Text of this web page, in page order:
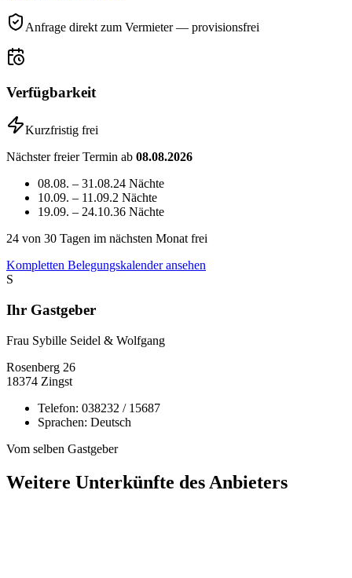
Anfrage direkt zum Vermieter — provisionsfrei
Verfügbarkeit
Kurzfristig frei
Nächster freier Termin ab 08.08.2026
08.08. – 31.08.24 Nächte
10.09. – 11.09.2 Nächte
19.09. – 24.10.36 Nächte
24 von 30 Tagen im nächsten Monat frei
Kompletten Belegungskalender ansehen
S
Ihr Gastgeber
Frau Sybille Seidel & Wolfgang
Rosenberg 26
18374 Zingst
Telefon: 038232 / 15687
Sprachen: Deutsch
Vom selben Gastgeber
Weitere Unterkünfte des Anbieters